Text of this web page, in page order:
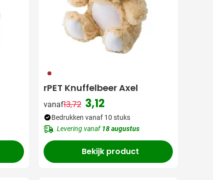
011
rPET Knuffelbeer Axel
vanaf
Normale prijs
13,72 3,12
Bedrukken vanaf 10 stuks
Levering vanaf18 augustus
Bekijk product